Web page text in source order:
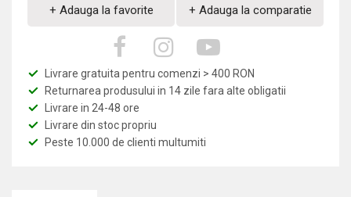
+ Adauga la favorite + Adauga la comparatie
Livrare gratuita pentru comenzi > 400 RON
Returnarea produsului in 14 zile fara alte obligatii
Livrare in 24-48 ore
Livrare din stoc propriu
Peste 10.000 de clienti multumiti